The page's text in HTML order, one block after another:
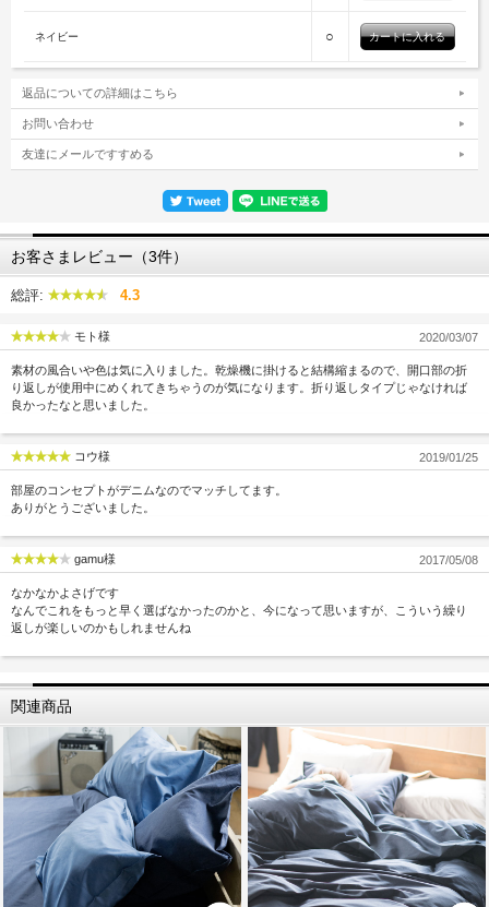
ネイビー ○
返品についての詳細はこちら
お問い合わせ
友達にメールですすめる
お客さまレビュー（3件）
総評: 4.3
モト様 2020/03/07
素材の風合いや色は気に入りました。乾燥機に掛けると結構縮まるので、開口部の折
り返しが使用中にめくれてきちゃうのが気になります。折り返しタイプじゃなければ
良かったなと思いました。
コウ様 2019/01/25
部屋のコンセプトがデニムなのでマッチしてます。
ありがとうございました。
gamu様 2017/05/08
なかなかよさげです
なんでこれをもっと早く選ばなかったのかと、今になって思いますが、こういう繰り
返しが楽しいのかもしれませんね
関連商品